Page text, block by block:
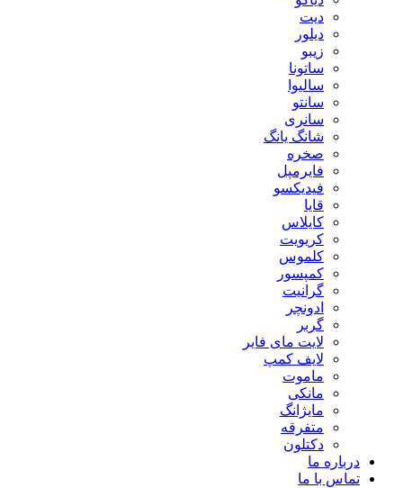
دیت
دیلور
زیبو
ساتونا
سالیوا
سانتو
سانری
شانگ یانگ
صخره
فایرمپل
فیدیکسو
قایا
کایلاس
کریویت
کلموس
کمپسور
گرانیت
ادونچر
گربر
لایت مای فایر
لایف کمپ
ماموت
مانکی
مایژانگ
متفرقه
دکتلون
درباره ما
تماس با ما